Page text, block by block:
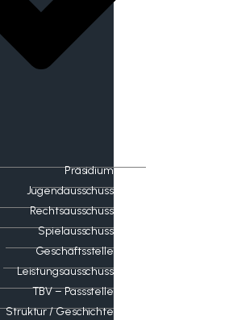
Präsidium
Jugendausschuss
Rechtsausschuss
Spielausschuss
Geschäftsstelle
Leistungsausschuss
TBV – Passstelle
Struktur / Geschichte